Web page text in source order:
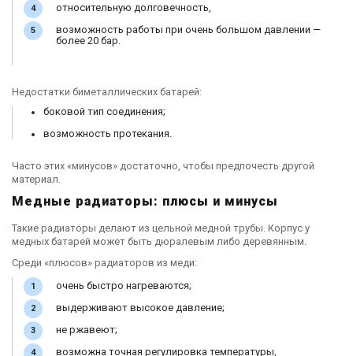
относительную долговечность,
возможность работы при очень большом давлении —
более 20 бар.
Недостатки биметаллических батарей:
боковой тип соединения;
возможность протекания.
Часто этих «минусов» достаточно, чтобы предпочесть другой
материал.
Медные радиаторы: плюсы и минусы
Такие радиаторы делают из цельной медной трубы. Корпус у
медных батарей может быть дюралевым либо деревянным.
Среди «плюсов» радиаторов из меди:
очень быстро нагреваются;
выдерживают высокое давление;
не ржавеют;
возможна точная регулировка температуры,